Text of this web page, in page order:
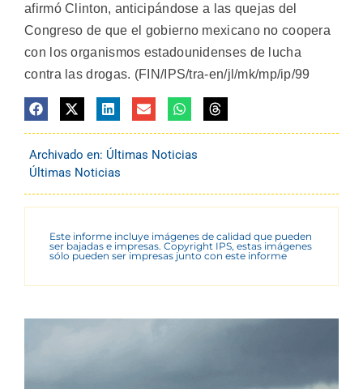
afirmó Clinton, anticipándose a las quejas del
Congreso de que el gobierno mexicano no coopera
con los organismos estadounidenses de lucha
contra las drogas. (FIN/IPS/tra-en/jl/mk/mp/ip/99
Archivado en: Últimas Noticias
Últimas Noticias
Este informe incluye imágenes de calidad que pueden
ser bajadas e impresas. Copyright IPS, estas imágenes
sólo pueden ser impresas junto con este informe